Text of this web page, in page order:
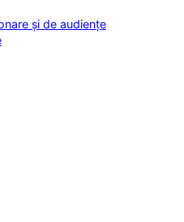
și de audiențe